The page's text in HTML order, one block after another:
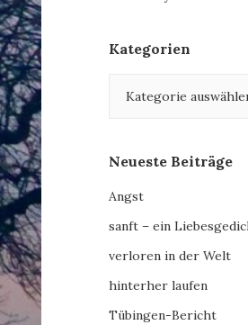
Kategorien
Neueste Beiträge
Angst
sanft – ein
verloren in der Welt
hinterher laufen
Tübingen-Bericht